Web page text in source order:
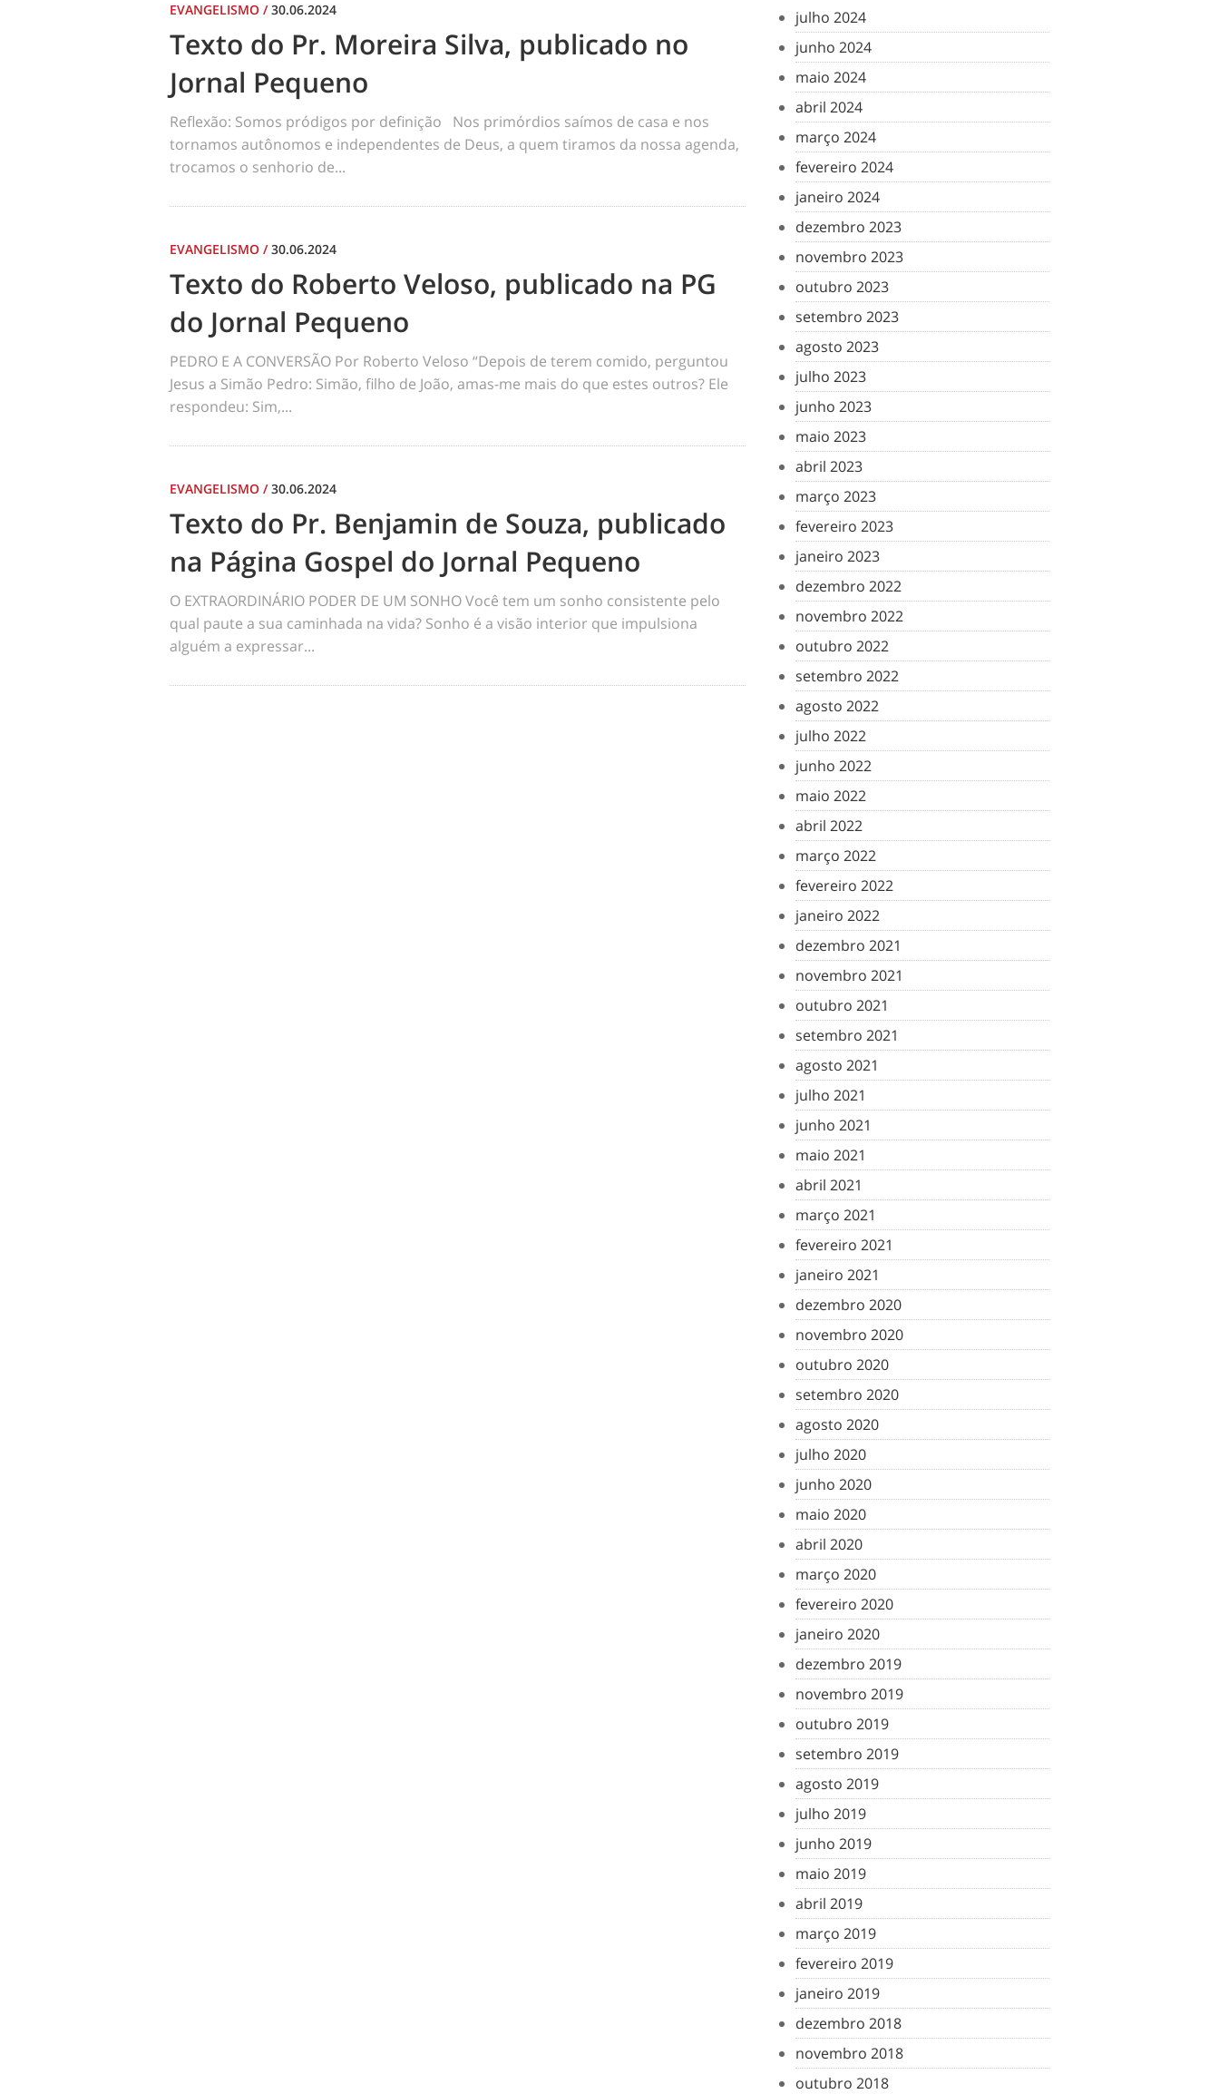
EVANGELISMO /30.06.2024
Texto do Pr. Moreira Silva, publicado no
Jornal Pequeno
Reflexão: Somos pródigos por definição Nos primórdios saímos de casa e nos
tornamos autônomos e independentes de Deus, a quem tiramos da nossa agenda,
trocamos o senhorio de...
EVANGELISMO /30.06.2024
Texto do Roberto Veloso, publicado na PG
do Jornal Pequeno
PEDRO E A CONVERSÃO Por Roberto Veloso “Depois de terem comido, perguntou
Jesus a Simão Pedro: Simão, filho de João, amas-me mais do que estes outros? Ele
respondeu: Sim,...
EVANGELISMO /30.06.2024
Texto do Pr. Benjamin de Souza, publicado
na Página Gospel do Jornal Pequeno
O EXTRAORDINÁRIO PODER DE UM SONHO Você tem um sonho consistente pelo
qual paute a sua caminhada na vida? Sonho é a visão interior que impulsiona
alguém a expressar...
julho 2024
junho 2024
maio 2024
abril 2024
março 2024
fevereiro 2024
janeiro 2024
dezembro 2023
novembro 2023
outubro 2023
setembro 2023
agosto 2023
julho 2023
junho 2023
maio 2023
abril 2023
março 2023
fevereiro 2023
janeiro 2023
dezembro 2022
novembro 2022
outubro 2022
setembro 2022
agosto 2022
julho 2022
junho 2022
maio 2022
abril 2022
março 2022
fevereiro 2022
janeiro 2022
dezembro 2021
novembro 2021
outubro 2021
setembro 2021
agosto 2021
julho 2021
junho 2021
maio 2021
abril 2021
março 2021
fevereiro 2021
janeiro 2021
dezembro 2020
novembro 2020
outubro 2020
setembro 2020
agosto 2020
julho 2020
junho 2020
maio 2020
abril 2020
março 2020
fevereiro 2020
janeiro 2020
dezembro 2019
novembro 2019
outubro 2019
setembro 2019
agosto 2019
julho 2019
junho 2019
maio 2019
abril 2019
março 2019
fevereiro 2019
janeiro 2019
dezembro 2018
novembro 2018
outubro 2018